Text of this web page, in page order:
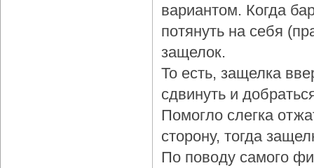
вариантом. Когда
потянуть на себя
защелок.
То есть, защелка
сдвинуть и
Помогло слегка
сторону, тогда
По поводу самого